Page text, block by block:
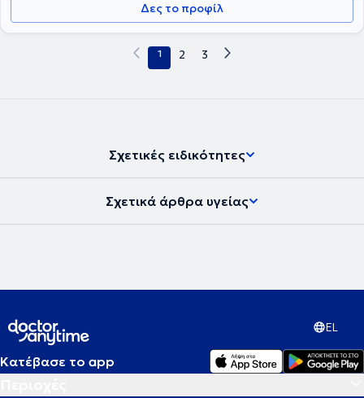
Δες το προφίλ
1 2 3
Σχετικές ειδικότητες
Σχετικά άρθρα υγείας
EL
Κατέβασε το app